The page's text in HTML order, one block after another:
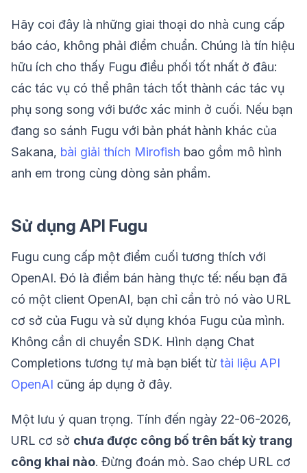
Hãy coi đây là những giai thoại do nhà cung cấp
báo cáo, không phải điểm chuẩn. Chúng là tín hiệu
hữu ích cho thấy Fugu điều phối tốt nhất ở đâu:
các tác vụ có thể phân tách tốt thành các tác vụ
phụ song song với bước xác minh ở cuối. Nếu bạn
đang so sánh Fugu với bản phát hành khác của
Sakana, bài giải thích Mirofish bao gồm mô hình
anh em trong cùng dòng sản phẩm.
Sử dụng API Fugu
Fugu cung cấp một điểm cuối tương thích với
OpenAI. Đó là điểm bán hàng thực tế: nếu bạn đã
có một client OpenAI, bạn chỉ cần trỏ nó vào URL
cơ sở của Fugu và sử dụng khóa Fugu của mình.
Không cần di chuyển SDK. Hình dạng Chat
Completions tương tự mà bạn biết từ tài liệu API
OpenAI cũng áp dụng ở đây.
Một lưu ý quan trọng. Tính đến ngày 22-06-2026,
URL cơ sở chưa được công bố trên bất kỳ trang
công khai nào. Đừng đoán mò. Sao chép URL cơ